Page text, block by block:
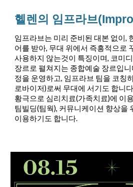
헬렌의 임프라브
임프라브는 미리 준비된 대본 없이,
어를 받아, 무대 위에서 즉흥적으로
사용하지 않는것이 특징이며, 코미디
장르로 펼쳐지는 종합예술 장르입
정을 운영하고, 임프라브 팀을 코칭
로바이저)로써 무대에 서기도 합니
황극으로 심리치료(가족치료)에 이
팀빌딩(팀웍), 커뮤니케이션 향상을
이용하기도 합니다.